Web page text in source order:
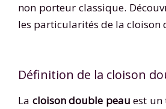
non porteur classique.
les particularités de la cloison
Définition de la cloison
La cloison double peau est un